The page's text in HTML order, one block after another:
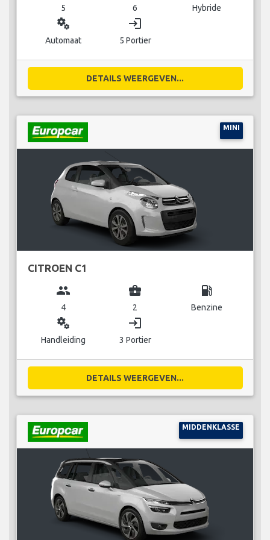
5 6 Hybride
miscellaneous_services
Automaat
login
5 Portier
DETAILS WEERGEVEN...
MINI
CITROEN C1
group
4
business_center
2
local_gas_station
Benzine
miscellaneous_services
Handleiding
login
3 Portier
DETAILS WEERGEVEN...
MIDDENKLASSE